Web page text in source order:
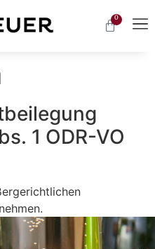
0
1 ODR-VO